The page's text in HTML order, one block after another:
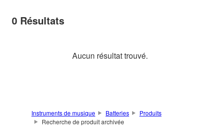
0 Résultats
Aucun résultat trouvé.
Instruments de musique Batteries
Produits
Recherche de produit archivée